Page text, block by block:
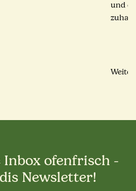
und
Weiter
Inbox ofenfrisch -
Newsletter!